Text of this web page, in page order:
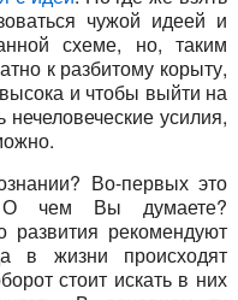
чужой идеей и
схеме, но, таким
к разбитому корыту,
и чтобы выйти на
усилия,
Во-первых это
О чем Вы думаете?
развития рекомендуют
в жизни происходят
стоит искать в них